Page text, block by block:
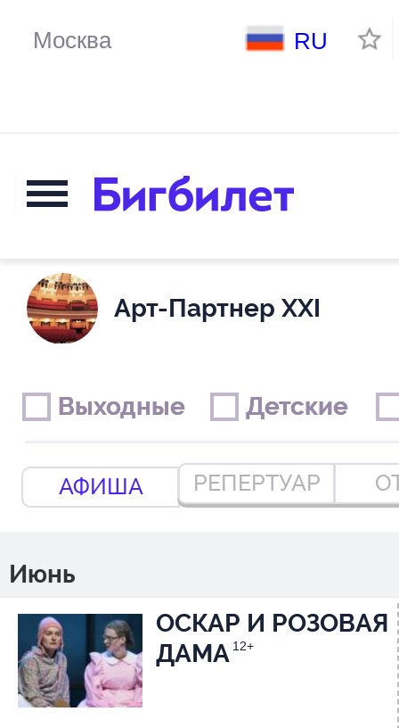
RU
Арт-Партнер XXI
АФИША РЕПЕРТУАР
Выходные
Выходные Детские
Детские
Июнь
ОСКАР И РОЗОВАЯ
ДАМА 12+